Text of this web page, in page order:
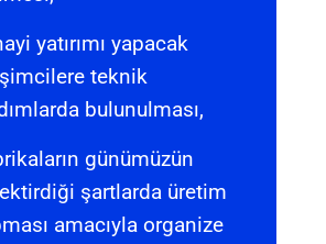
yatırımı yapacak
teknik
bulunulması,
günümüzün
şartlarda üretim
amacıyla organize